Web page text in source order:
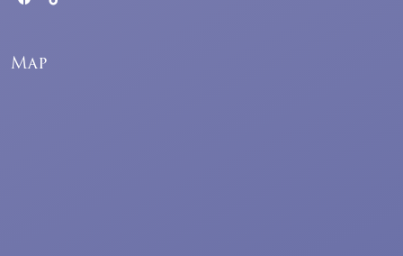
Map